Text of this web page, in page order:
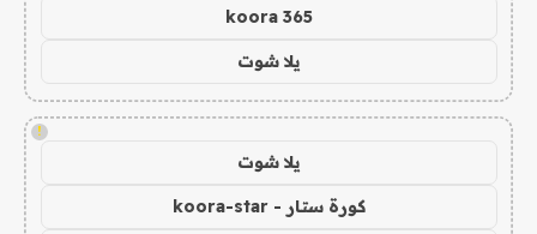
koora 365
يلا شوت
!
يلا شوت
كورة ستار - koora-star